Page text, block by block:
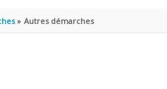
PRINCIPAL
Autres démarches